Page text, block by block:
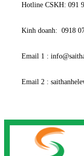
Hotline CSKH: 091
Kinh doanh: 0918
Email 1 :
Email 2 :